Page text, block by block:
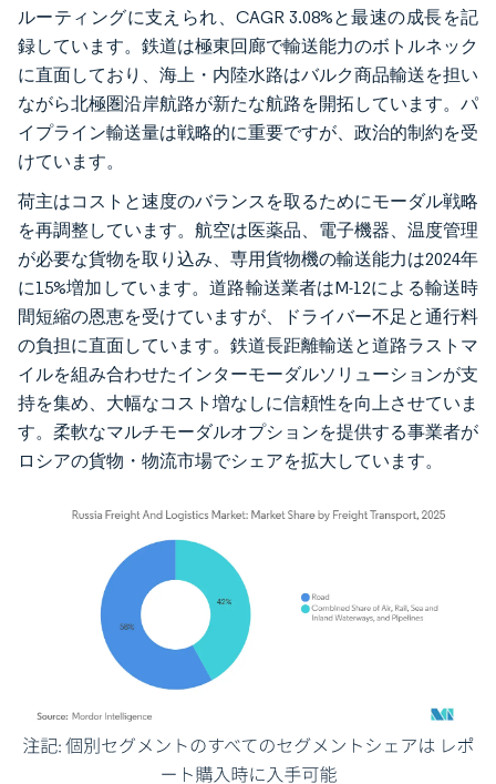
ルーティングに支えられ、CAGR 3.08%と最速の成長を記
録しています。鉄道は極東回廊で輸送能力のボトルネック
に直面しており、海上・内陸水路はバルク商品輸送を担い
ながら北極圏沿岸航路が新たな航路を開拓しています。パ
イプライン輸送量は戦略的に重要ですが、政治的制約を受
けています。
荷主はコストと速度のバランスを取るためにモーダル戦略
を再調整しています。航空は医薬品、電子機器、温度管理
が必要な貨物を取り込み、専用貨物機の輸送能力は2024年
に15%増加しています。道路輸送業者はM-12による輸送時
間短縮の恩恵を受けていますが、ドライバー不足と通行料
の負担に直面しています。鉄道長距離輸送と道路ラストマ
イルを組み合わせたインターモーダルソリューションが支
持を集め、大幅なコスト増なしに信頼性を向上させていま
す。柔軟なマルチモーダルオプションを提供する事業者が
ロシアの貨物・物流市場でシェアを拡大しています。
画像 © Mordor Intelligence。再利用にはCC BY 4.0の表示が必要です。